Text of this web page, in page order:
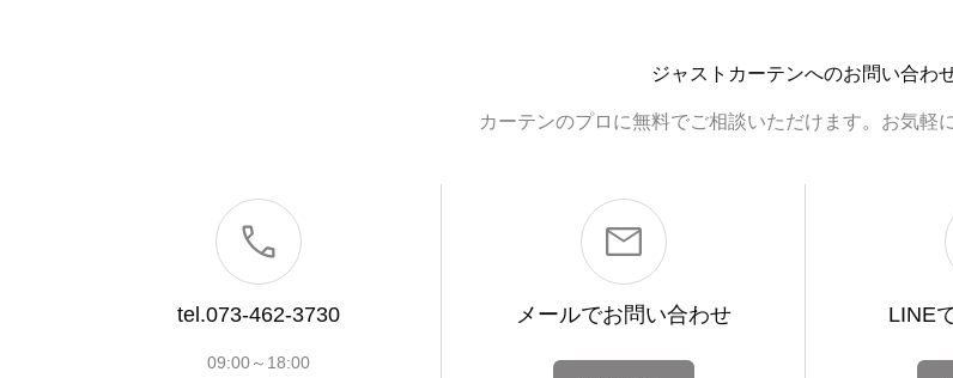
ジャストカーテンへのお問い合わ
カーテンのプロに無料でご相談いただけます。お気軽
tel.073-462-3730
09:00～18:00
メールでお問い合わせ LINE